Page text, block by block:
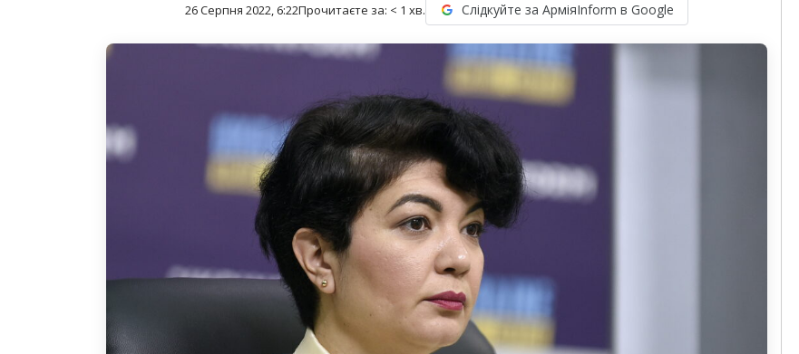
26 Серпня 2022, 6:22Прочитаєте за: < 1 хв. Слідкуйте за АрміяInform в Google